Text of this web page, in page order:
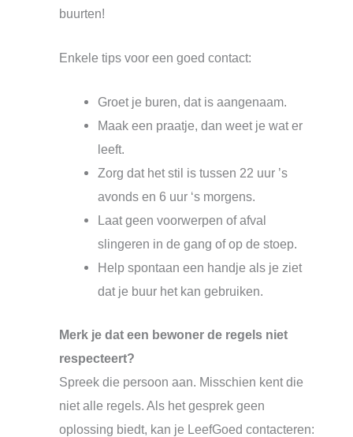
buurten!
Enkele tips voor een goed contact:
Groet je buren, dat is aangenaam.
Maak een praatje, dan weet je wat er
leeft.
Zorg dat het stil is tussen 22 uur ’s
avonds en 6 uur ‘s morgens.
Laat geen voorwerpen of afval
slingeren in de gang of op de stoep.
Help spontaan een handje als je ziet
dat je buur het kan gebruiken.
Merk je dat een bewoner de regels niet
respecteert?
Spreek die persoon aan. Misschien kent die
niet alle regels. Als het gesprek geen
oplossing biedt, kan je LeefGoed contacteren: